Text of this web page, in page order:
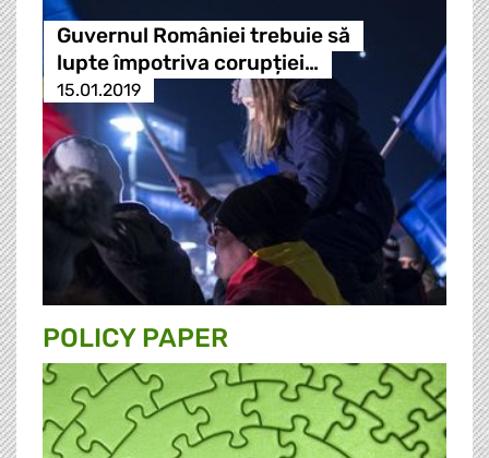
Guvernul României trebuie să
lupte împotriva corupției…
15.01.2019
POLICY PAPER